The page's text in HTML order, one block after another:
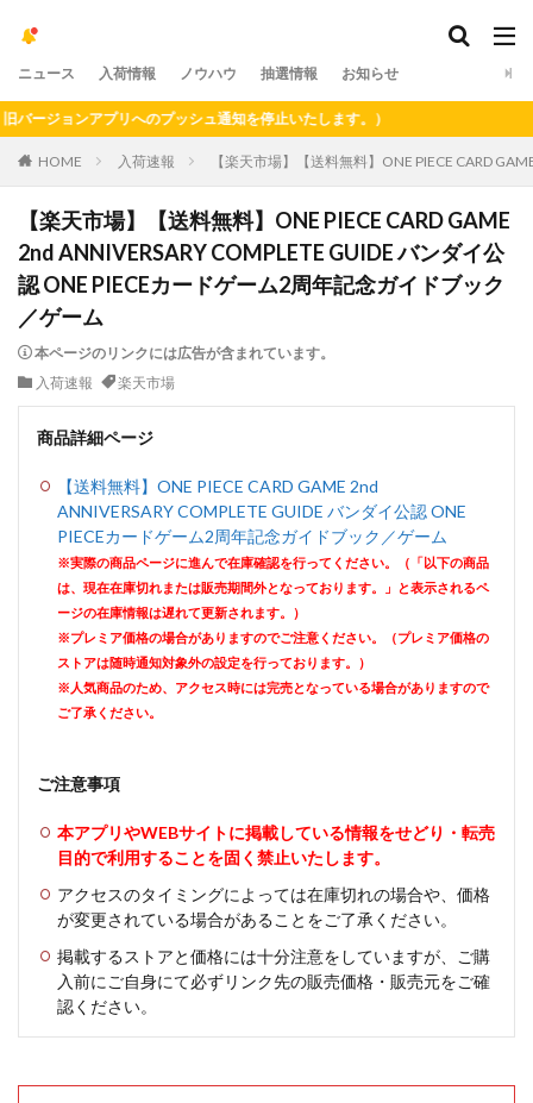
ニュース 入荷情報 ノウハウ 抽選情報 お知らせ
ョンアプリへのプッシュ通知を停止いたします。）
HOME 入荷速報 【楽天市場】【送料無料】ONE PIECE CARD
【楽天市場】【送料無料】ONE PIECE CARD GAME
2nd ANNIVERSARY COMPLETE GUIDE バンダイ公
認 ONE PIECEカードゲーム2周年記念ガイドブック
／ゲーム
本ページのリンクには広告が含まれています。
入荷速報
楽天市場
商品詳細ページ
【送料無料】ONE PIECE CARD GAME 2nd
ANNIVERSARY COMPLETE GUIDE バンダイ公認 ONE
PIECEカードゲーム2周年記念ガイドブック／ゲーム
※実際の商品ページに進んで在庫確認を行ってください。（「以下の商品
は、現在在庫切れまたは販売期間外となっております。」と表示されるペ
ージの在庫情報は遅れて更新されます。）
※プレミア価格の場合がありますのでご注意ください。（プレミア価格の
ストアは随時通知対象外の設定を行っております。）
※人気商品のため、アクセス時には完売となっている場合がありますので
ご了承ください。
ご注意事項
本アプリやWEBサイトに掲載している情報をせどり・転売
目的で利用することを固く禁止いたします。
アクセスのタイミングによっては在庫切れの場合や、価格
が変更されている場合があることをご了承ください。
掲載するストアと価格には十分注意をしていますが、ご購
入前にご自身にて必ずリンク先の販売価格・販売元をご確
認ください。